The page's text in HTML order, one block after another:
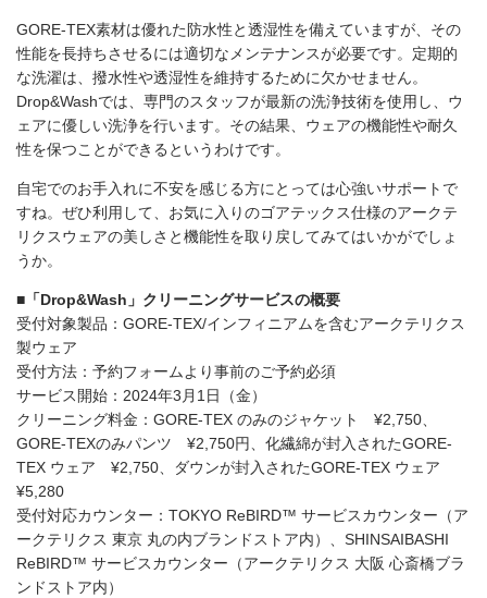
GORE-TEX素材は優れた防水性と透湿性を備えていますが、その
性能を長持ちさせるには適切なメンテナンスが必要です。定期的
な洗濯は、撥水性や透湿性を維持するために欠かせません。
Drop&Washでは、専門のスタッフが最新の洗浄技術を使用し、ウ
ェアに優しい洗浄を行います。その結果、ウェアの機能性や耐久
性を保つことができるというわけです。
自宅でのお手入れに不安を感じる方にとっては心強いサポートで
すね。ぜひ利用して、お気に入りのゴアテックス仕様のアークテ
リクスウェアの美しさと機能性を取り戻してみてはいかがでしょ
うか。
■「Drop&Wash」クリーニングサービスの概要
受付対象製品：GORE-TEX/インフィニアムを含むアークテリクス
製ウェア
受付方法：予約フォームより事前のご予約必須
サービス開始：2024年3月1日（金）
クリーニング料金：GORE-TEX のみのジャケット ¥2,750、
GORE-TEXのみパンツ ¥2,750円、化繊綿が封入されたGORE-
TEX ウェア ¥2,750、ダウンが封入されたGORE-TEX ウェア
¥5,280
受付対応カウンター：TOKYO ReBIRD™ サービスカウンター（ア
ークテリクス 東京 丸の内ブランドストア内）、SHINSAIBASHI
ReBIRD™ サービスカウンター（アークテリクス 大阪 心斎橋ブラ
ンドストア内）